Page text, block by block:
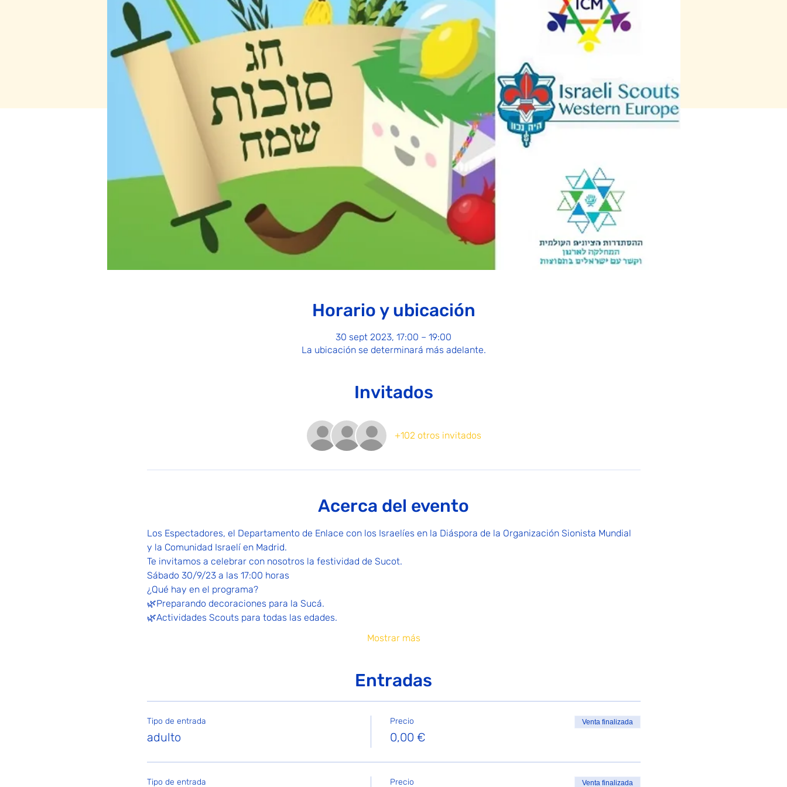
Horario y ubicación
30 sept 2023, 17:00 – 19:00
La ubicación se determinará más adelante.
Invitados
+102 otros invitados
Acerca del evento
Los Espectadores, el Departamento de Enlace con los Israelíes en la Diáspora de la Organización Sionista Mundial
y la Comunidad Israelí en Madrid.
Te invitamos a celebrar con nosotros la festividad de Sucot.
Sábado 30/9/23 a las 17:00 horas
¿Qué hay en el programa?
🌿Preparando decoraciones para la Sucá.
🌿Actividades Scouts para todas las edades.
Mostrar más
Entradas
Tipo de entrada
adulto
Precio
0,00 €
Venta finalizada
Tipo de entrada Precio Venta finalizada